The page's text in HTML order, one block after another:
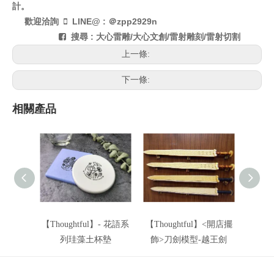
計。
歡迎洽詢  LINE@ : ＠zpp2929n
 搜尋 : 大心雷雕/大心文創/雷射雕刻/雷射切割
上一條:
下一條:
相關產品
【Thoughtful】- 花語系
列珪藻土杯墊
【Thoughtful】<開店擺
飾>刀劍模型-越王劍